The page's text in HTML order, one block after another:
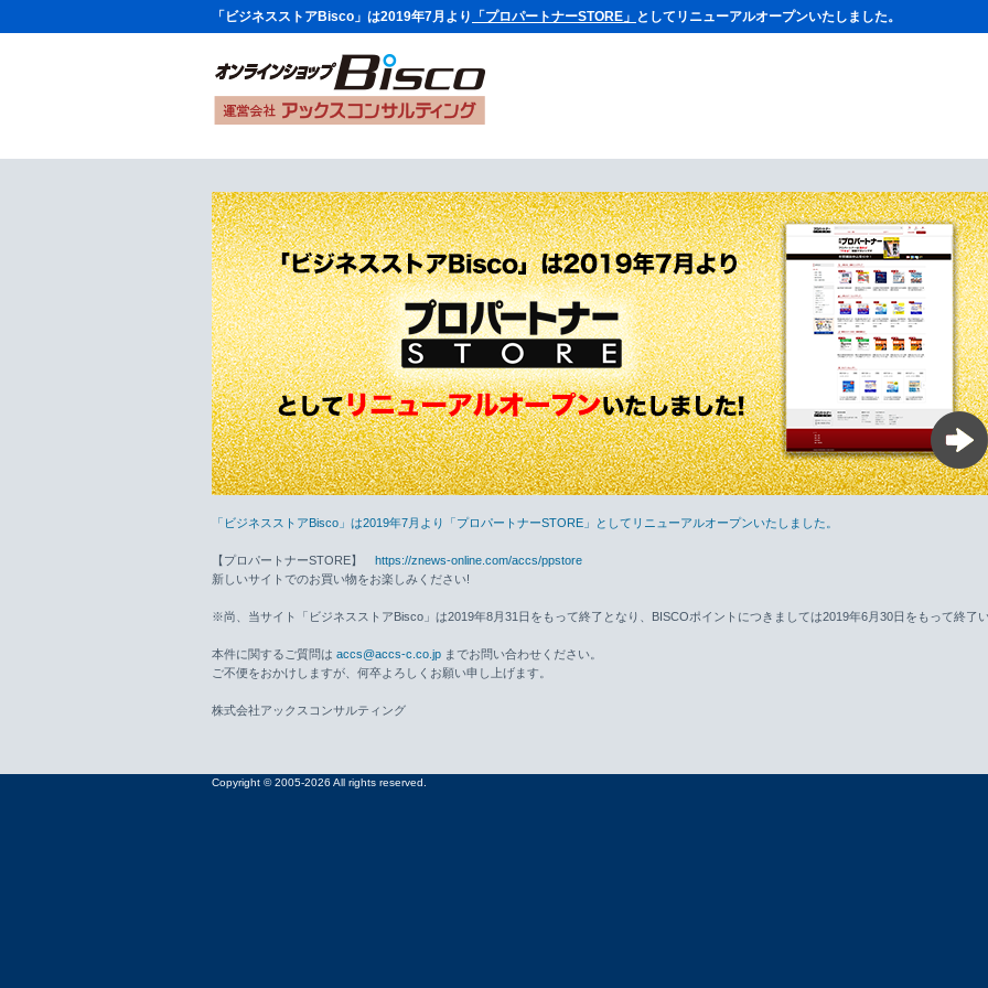
「ビジネスストアBisco」は2019年7月より 「プロパートナーSTORE」 としてリニューアルオープンいたしました。
「ビジネスストアBisco」は2019年7月より「プロパートナーSTORE」としてリニューアルオープンいたしました。
【プロパートナーSTORE】 https://znews-online.com/accs/ppstore
新しいサイトでのお買い物をお楽しみください!
※尚、当サイト「ビジネスストアBisco」は2019年8月31日をもって終了となり、BISCOポイントにつきましては2019年6月30日をもって終了
本件に関するご質問は accs@accs-c.co.jp までお問い合わせください。
ご不便をおかけしますが、何卒よろしくお願い申し上げます。
株式会社アックスコンサルティング
Copyright © 2005-2026 All rights reserved.